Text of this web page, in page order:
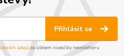
Přihlásit se
údajůza účelem rozesílky newsletteru.